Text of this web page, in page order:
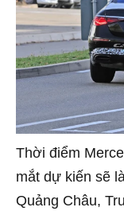
Thời điểm
mắt dự kiến sẽ
Quảng Châu,